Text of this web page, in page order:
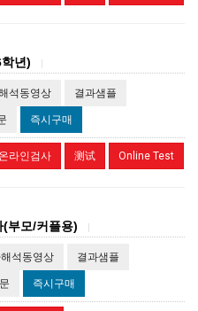
년)
석동영상 결과샘플
즉시구매
온라인검사 测试 Online Test
부모/커플용)
석동영상 결과샘플
즉시구매